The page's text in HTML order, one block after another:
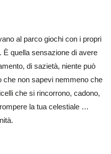
al parco giochi con i propri
È quella sensazione di avere
di sazietà, niente può
che non sapevi nemmeno che
che si rincorrono, cadono,
la tua celestiale …